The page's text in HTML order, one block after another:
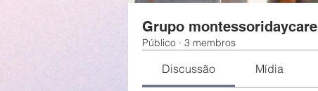
Grupo montessoridaycare
Público · 3 membros
Discussão Mídia